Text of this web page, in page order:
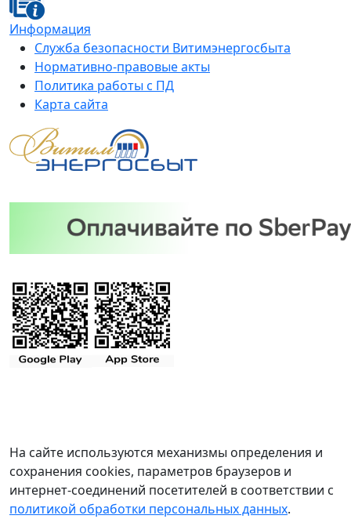
Информация
Служба безопасности Витимэнергосбыта
Нормативно-правовые акты
Политика работы с ПД
Карта сайта
На сайте используются механизмы определения и
сохранения cookies, параметров браузеров и
интернет-соединений посетителей в соответствии с
политикой обработки персональных данных.